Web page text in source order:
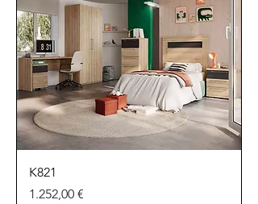
K821
Preu
1.252,00 €